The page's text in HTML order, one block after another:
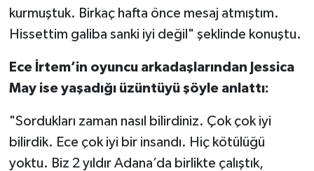
kurmuştuk. Birkaç hafta önce mesaj atmıştım.
Hissettim galiba sanki iyi değil" şeklinde konuştu.
Ece İrtem’in oyuncu arkadaşlarından Jessica
May ise yaşadığı üzüntüyü şöyle anlattı:
"Sordukları zaman nasıl bilirdiniz. Çok çok iyi
bilirdik. Ece çok iyi bir insandı. Hiç kötülüğü
yoktu. Biz 2 yıldır Adana’da birlikte çalıştık,